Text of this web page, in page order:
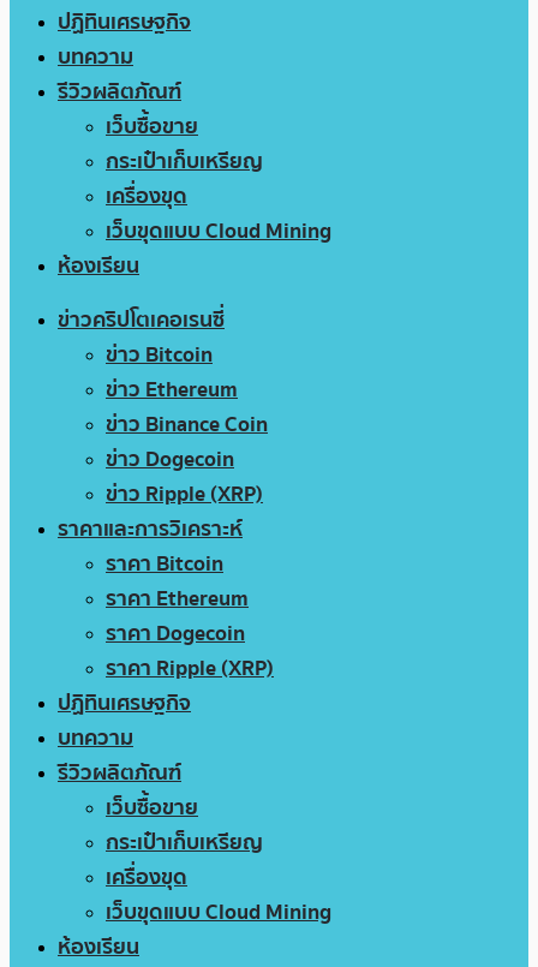
ปฏิทินเศรษฐกิจ
บทความ
รีวิวผลิตภัณฑ์
เว็บซื้อขาย
กระเป๋าเก็บเหรียญ
เครื่องขุด
เว็บขุดแบบ Cloud Mining
ห้องเรียน
ข่าวคริปโตเคอเรนซี่
ข่าว Bitcoin
ข่าว Ethereum
ข่าว Binance Coin
ข่าว Dogecoin
ข่าว Ripple (XRP)
ราคาและการวิเคราะห์
ราคา Bitcoin
ราคา Ethereum
ราคา Dogecoin
ราคา Ripple (XRP)
ปฏิทินเศรษฐกิจ
บทความ
รีวิวผลิตภัณฑ์
เว็บซื้อขาย
กระเป๋าเก็บเหรียญ
เครื่องขุด
เว็บขุดแบบ Cloud Mining
ห้องเรียน